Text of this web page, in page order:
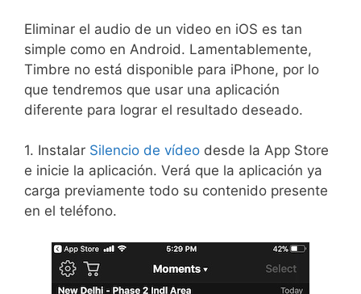
Eliminar el audio de un video en iOS es tan
simple como en Android. Lamentablemente,
Timbre no está disponible para iPhone, por lo
que tendremos que usar una aplicación
diferente para lograr el resultado deseado.
1. Instalar Silencio de vídeo desde la App Store
e inicie la aplicación. Verá que la aplicación ya
carga previamente todo su contenido presente
en el teléfono.